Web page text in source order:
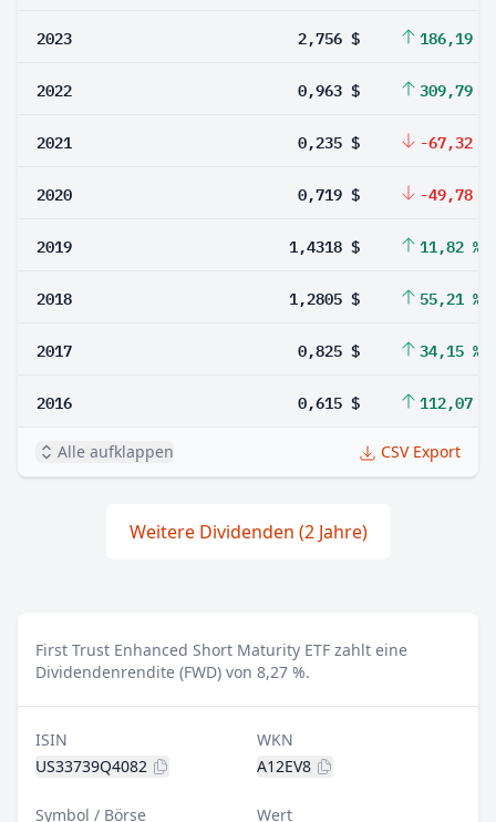
2023 2,756 $ 186,19 %
2022 0,963 $ 309,79 %
2021 0,235 $ -67,32 %
2020 0,719 $ -49,78 %
2019 1,4318 $ 11,82 %
2018 1,2805 $ 55,21 %
2017 0,825 $ 34,15 %
2016 0,615 $ 112,07 %
Alle aufklappen CSV Export
Weitere Dividenden (2 Jahre)
First Trust Enhanced Short Maturity ETF zahlt eine
Dividendenrendite (FWD) von 8,27 %.
ISIN
US33739Q4082
WKN
A12EV8
Symbol / Börse Wert